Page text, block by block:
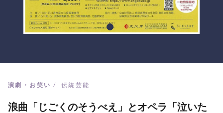
演劇・お笑い 伝統芸能
浪曲「じごくのそうべえ」とオペラ「泣いた